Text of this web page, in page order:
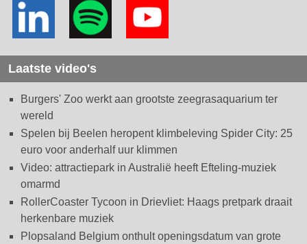
Laatste video's
Burgers' Zoo werkt aan grootste zeegrasaquarium ter
wereld
Spelen bij Beelen heropent klimbeleving Spider City: 25
euro voor anderhalf uur klimmen
Video: attractiepark in Australië heeft Efteling-muziek
omarmd
RollerCoaster Tycoon in Drievliet: Haags pretpark draait
herkenbare muziek
Plopsaland Belgium onthult openingsdatum van grote